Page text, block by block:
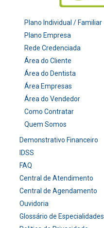
Plano Individual / Familiar
Plano Empresa
Rede Credenciada
Área do Cliente
Área do Dentista
Área Empresas
Área do Vendedor
Como Contratar
Quem Somos
Demonstrativo Financeiro
IDSS
FAQ
Central de Atendimento
Central de Agendamento
Ouvidoria
Glossário de Especialidades